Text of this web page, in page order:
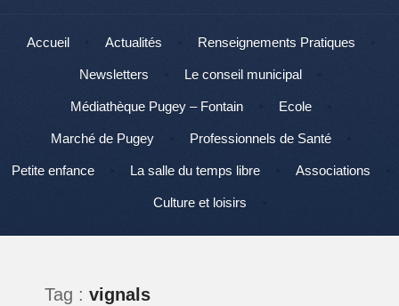
Menu
Aller au contenu
Accueil Actualités Renseignements Pratiques
Newsletters Le conseil municipal
Médiathèque Pugey – Fontain Ecole
Marché de Pugey Professionnels de Santé
Petite enfance La salle du temps libre Associations
Culture et loisirs
Tag : vignals